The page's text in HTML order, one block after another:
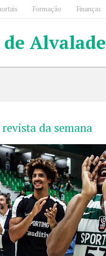
Formação Finanças
Alvalade
da semana